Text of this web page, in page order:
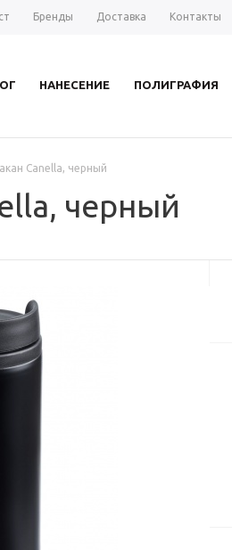
Бренды Доставка Контакты
НАНЕСЕНИЕ ПОЛИГРАФИЯ
Canella, черный
черный